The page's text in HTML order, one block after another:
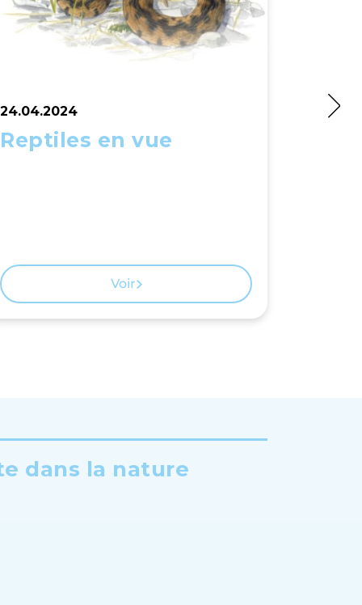
24.04.2024
Reptiles en vue
Voir
dans la nature